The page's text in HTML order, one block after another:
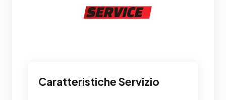
Caratteristiche Servizio